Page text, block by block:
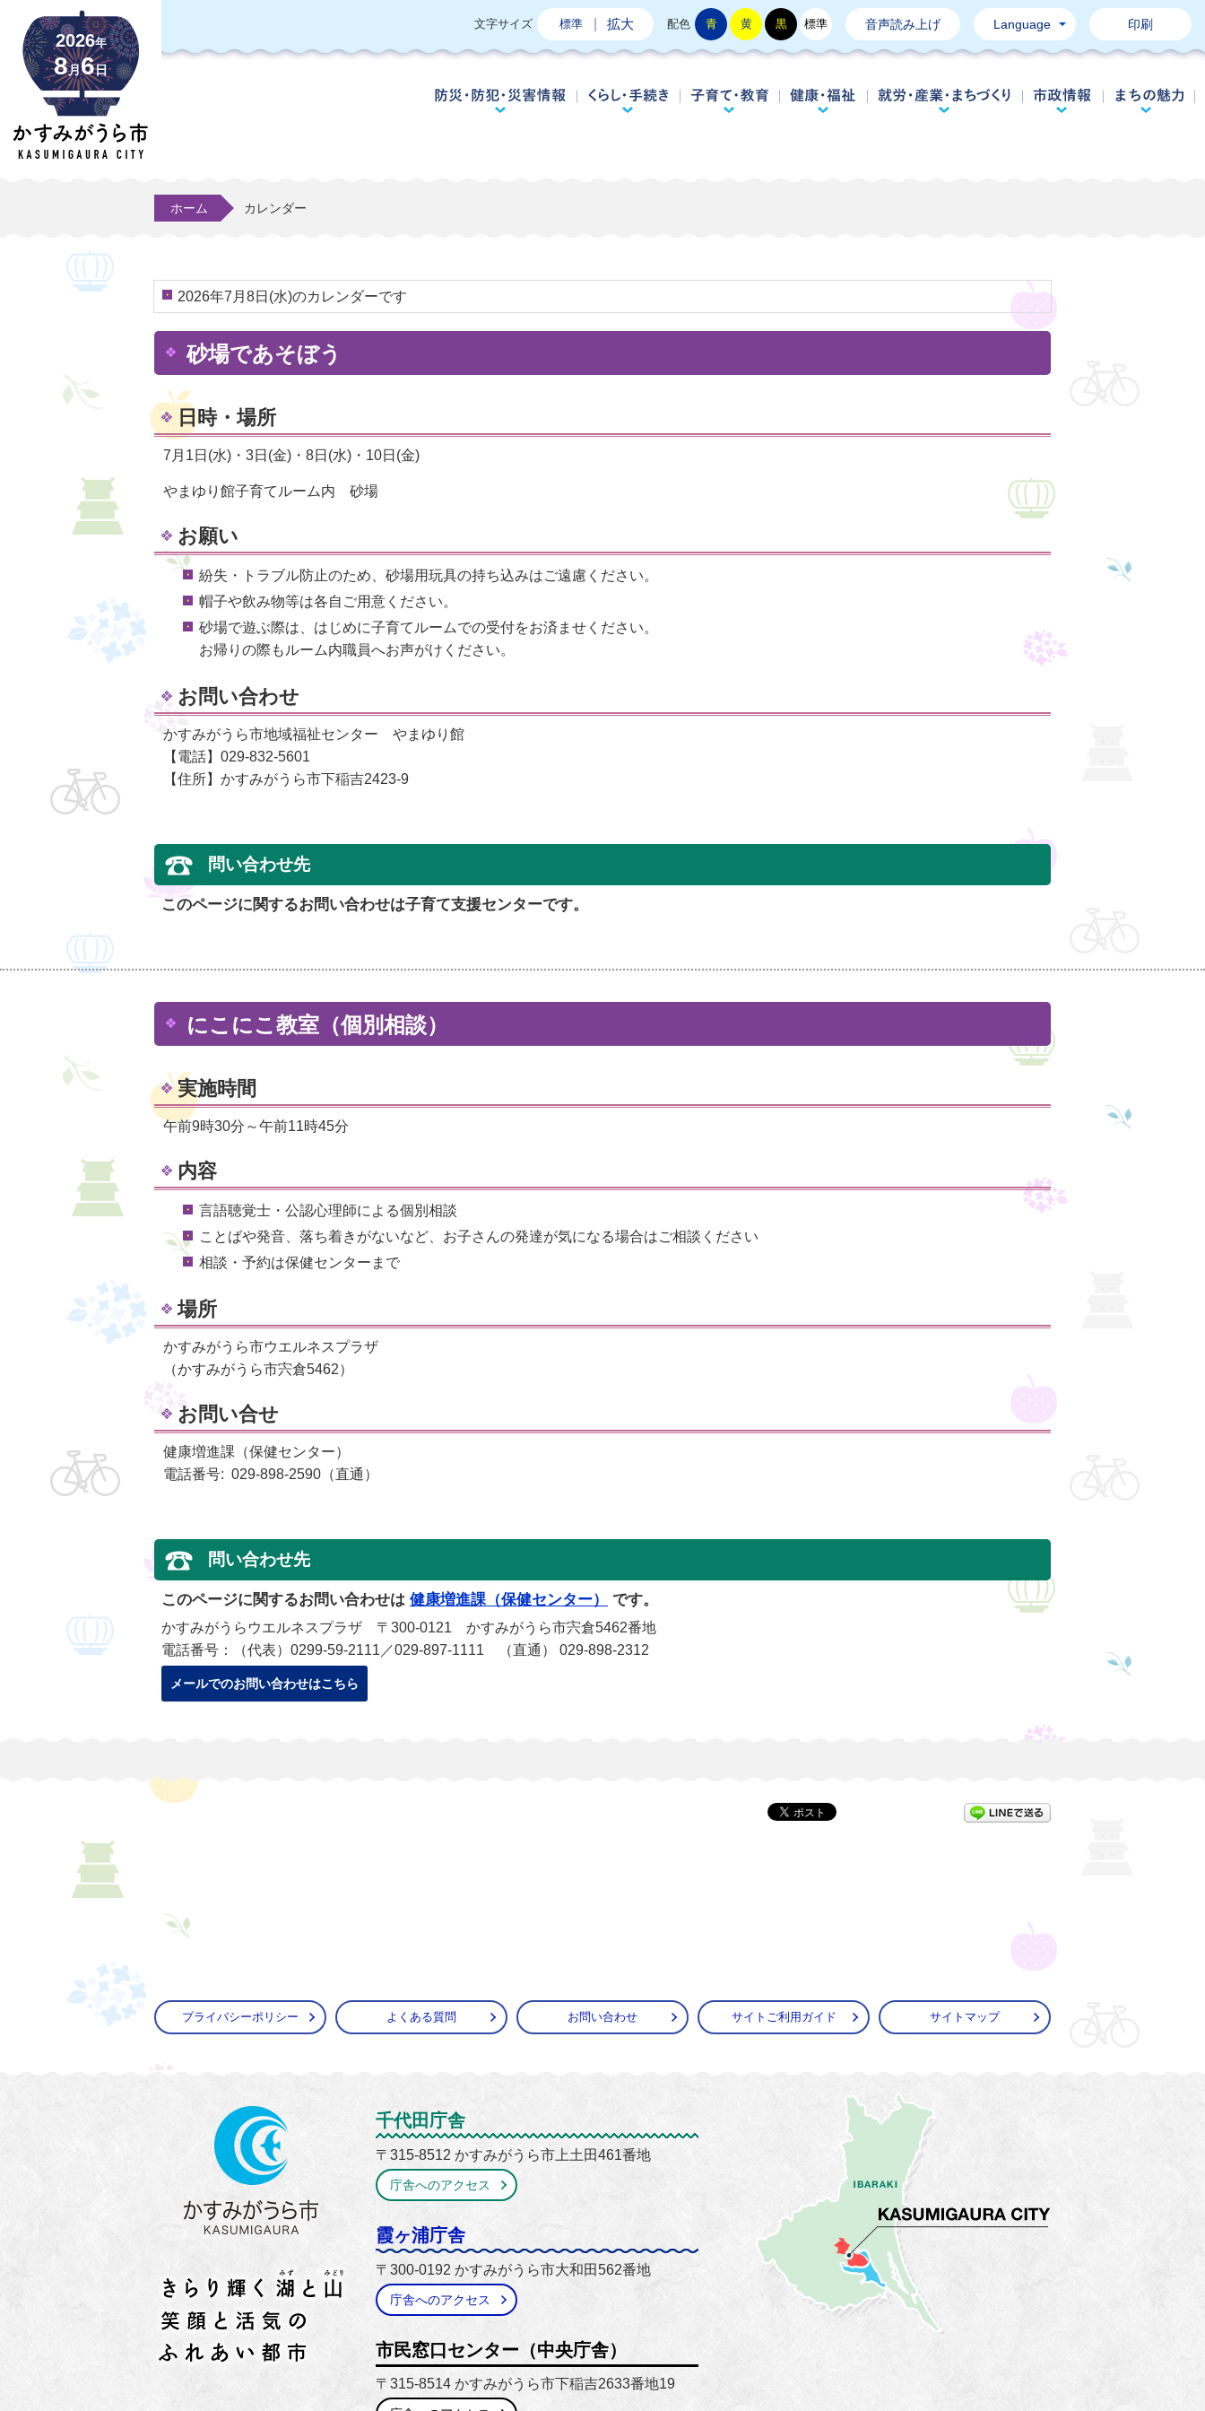
2026年
8月6日
文字サイズ 標準 拡大 配色 青 黄 黒 標準 音声読み上げ Language 印刷
防災・防犯・災害情報くらし・手続き子育て・教育 健康・福祉 就労・産業・まちづくり
市政情報
ホーム カレンダー
2026年7月8日(水)のカレンダーです
砂場であそぼう
日時・場所
7月1日(水)・3日(金)・8日(水)・10日(金)
やまゆり館子育てルーム内 砂場
お願い
紛失・トラブル防止のため、砂場用玩具の持ち込みはご遠慮ください。
帽子や飲み物等は各自ご用意ください。
砂場で遊ぶ際は、はじめに子育てルームでの受付をお済ませください。
お帰りの際もルーム内職員へお声がけください。
お問い合わせ
かすみがうら市地域福祉センター やまゆり館
【電話】029-832-5601
【住所】かすみがうら市下稲吉2423-9
問い合わせ先
このページに関するお問い合わせは子育て支援センターです。
にこにこ教室（個別相談）
実施時間
午前9時30分～午前11時45分
内容
言語聴覚士・公認心理師による個別相談
ことばや発音、落ち着きがないなど、お子さんの発達が気になる場合はご相談ください
相談・予約は保健センターまで
場所
かすみがうら市ウエルネスプラザ
（かすみがうら市宍倉5462）
お問い合せ
健康増進課（保健センター）
電話番号: 029-898-2590（直通）
問い合わせ先
このページに関するお問い合わせは 健康増進課（保健センター） です。
かすみがうらウエルネスプラザ 〒300-0121 かすみがうら市宍倉5462番地
電話番号：（代表）0299-59-2111／029-897-1111 （直通） 029-898-2312
メールでのお問い合わせはこちら
プライバシーポリシー よくある質問 お問い合わせ サイトご利用ガイド サイトマップ
かすみがうら市
千代田庁舎
〒315-8512 かすみがうら市上土田461番地
庁舎へのアクセス
霞ヶ浦庁舎
〒300-0192 かすみがうら市大和田562番地
庁舎へのアクセス
市民窓口センター（中央庁舎）
〒315-8514 かすみがうら市下稲吉2633番地19